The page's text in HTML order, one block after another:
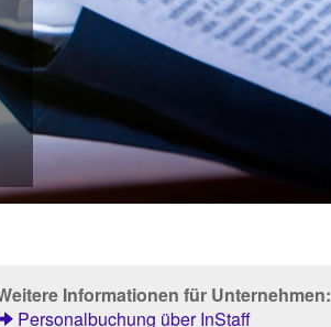
Informationen für Unternehmen:
Personalbuchung über InStaff